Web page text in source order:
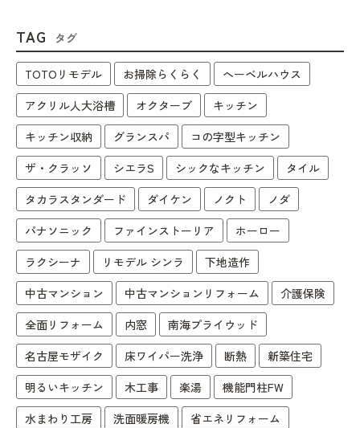
TAG タグ
TOTOリモデル お掃除らくらく
へーベルハウス
アクリル人大浴槽
オクターブ
キッチン
キッチン収納
グランスパ
コの字型キッチン
ザ・クラッソ
シエラS シックなキッチン
タイル
タカラスタンダード
ダイケン ノクト
ノダ
パナソニック
ファインストーリア
ホーロー
ラクシーナ
リモデル シンラ
下地造作
中古マンション
中古マンションリフォーム
介護保険
全面リフォーム
内窓
南海プライウッド
名古屋モザイク
床ワイパー洗浄 断熱
新築住宅
明るいキッチン
木工事 楽湯
機能門柱FW
水まわり工房
洗面暖房機
省エネリフォーム